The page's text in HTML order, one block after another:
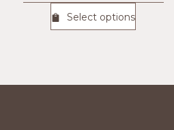
Select options